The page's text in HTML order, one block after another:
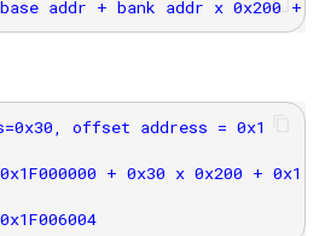
offset address = 0x1
+ 0x30 x 0x200 + 0x1